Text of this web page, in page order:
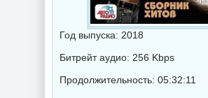
Год выпуска: 2018
Битрейт аудио: 256 Kbps
Продолжительность: 05:32:11